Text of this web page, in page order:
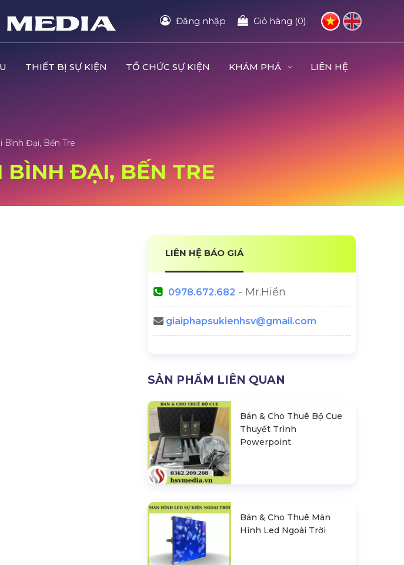
Đăng nhập Giỏ hàng (0)
THIẾT BỊ SỰ KIỆN TỔ CHỨC SỰ KIỆN KHÁM PHÁ LIÊN HỆ
Bình Đại, Bến Tre
BÌNH ĐẠI, BẾN TRE
LIÊN HỆ BÁO GIÁ
0978.672.682 - Mr.Hiền
giaiphapsukienhsv@gmail.com
SẢN PHẨM LIÊN QUAN
Bán & Cho Thuê Bộ Cue
Thuyết Trình
Powerpoint
Bán & Cho Thuê Màn
Hình Led Ngoài Trời